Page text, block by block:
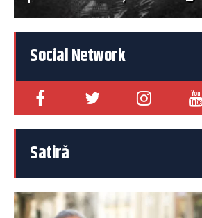
Social Network
Satiră